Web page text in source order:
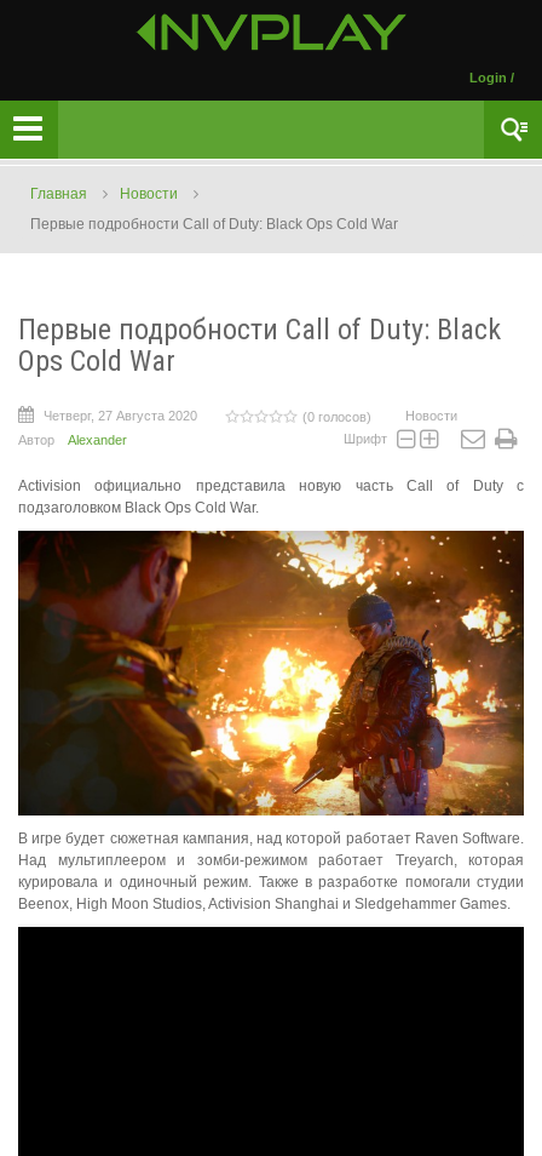
Login /
Главная
Новости
Первые подробности Call of Duty: Black Ops Cold War
Первые подробности Call of Duty: Black
Ops Cold War
Четверг, 27 Августа 2020 (0 голосов)
Новости
Автор
Alexander Шрифт
Activision официально представила новую часть Call of Duty с
подзаголовком Black Ops Cold War.
В игре будет сюжетная кампания, над которой работает Raven Software.
Над мультиплеером и зомби-режимом работает Treyarch, которая
курировала и одиночный режим. Также в разработке помогали студии
Beenox, High Moon Studios, Activision Shanghai и Sledgehammer Games.